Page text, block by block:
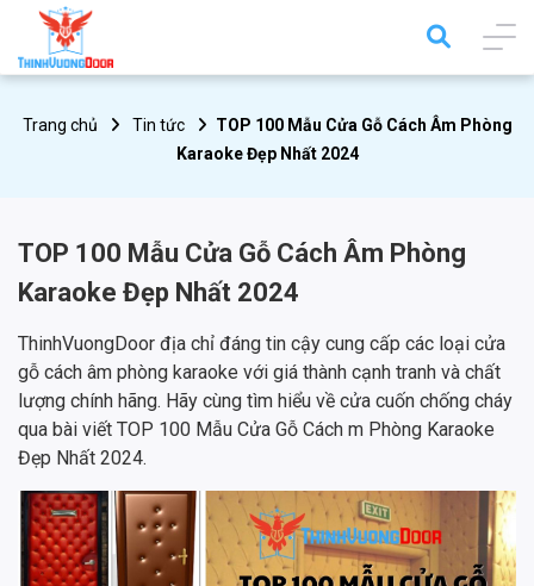
Trang chủ Tin tức
TOP 100 Mẫu Cửa Gỗ Cách Âm Phòng
Karaoke Đẹp Nhất 2024
TOP 100 Mẫu Cửa Gỗ Cách Âm Phòng
Karaoke Đẹp Nhất 2024
ThinhVuongDoor địa chỉ đáng tin cậy cung cấp các loại cửa
gỗ cách âm phòng karaoke với giá thành cạnh tranh và chất
lượng chính hãng. Hãy cùng tìm hiểu về cửa cuốn chống cháy
qua bài viết TOP 100 Mẫu Cửa Gỗ Cách m Phòng Karaoke
Đẹp Nhất 2024.